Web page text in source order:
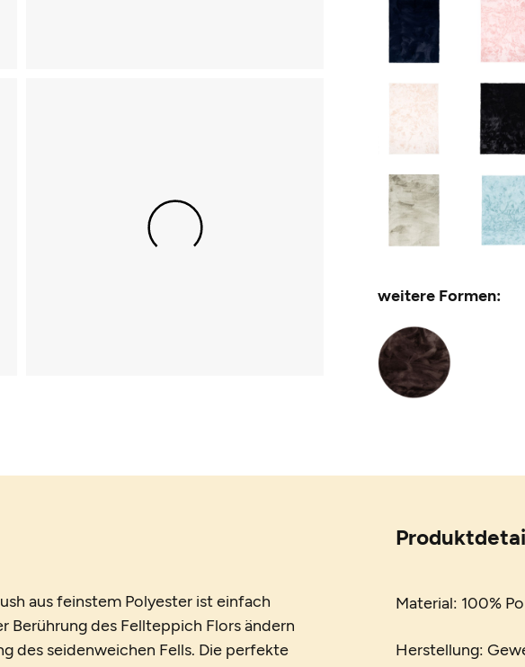
weitere Formen:
aus feinstem Polyester ist einfach
Berührung des Fellteppich Flors ändern
des seidenweichen Fells. Die perfekte
Material: 100%
Herstellung: